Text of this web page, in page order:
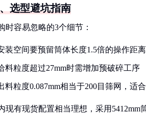
选型避坑指南
时容易忽略的3个细节：
装空间要预留筒体长度1.5倍的操作距离
料粒度超过27mm时需增加预破碎工序
料粒度0.087mm相当于200目筛网，适
现有现货配置相当理想，采用5412mm